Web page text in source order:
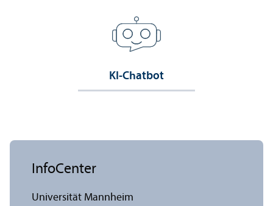
KI-Chatbot
InfoCenter
Universität Mannheim